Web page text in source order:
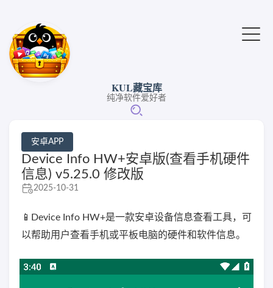
KUL藏宝库
纯净软件爱好者
安卓APP
Device Info HW+安卓版(查看手机硬件
信息) v5.25.0 修改版
2025-10-31
📱Device Info HW+是一款安卓设备信息查看工具，可
以帮助用户查看手机或平板电脑的硬件和软件信息。